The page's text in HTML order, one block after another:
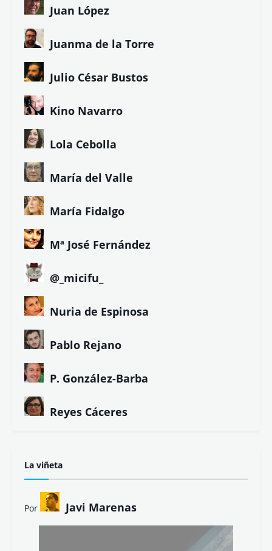
Juan López
Juanma de la Torre
Julio César Bustos
Kino Navarro
Lola Cebolla
María del Valle
María Fidalgo
Mª José Fernández
@_micifu_
Nuria de Espinosa
Pablo Rejano
P. González-Barba
Reyes Cáceres
La viñeta
Por Javi Marenas